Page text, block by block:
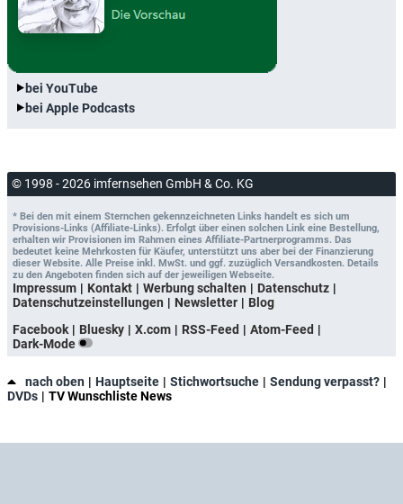
bei YouTube
bei Apple Podcasts
© 1998 - 2026 imfernsehen GmbH & Co. KG
* Bei den mit einem Sternchen gekennzeichneten Links handelt es sich um
Provisions-Links (Affiliate-Links). Erfolgt über einen solchen Link eine Bestellung,
erhalten wir Provisionen im Rahmen eines Affiliate-Partnerprogramms. Das
bedeutet keine Mehrkosten für Käufer, unterstützt uns aber bei der Finanzierung
dieser Website. Alle Preise inkl. MwSt. und ggf. zuzüglich Versandkosten. Details
zu den Angeboten finden sich auf der jeweiligen Webseite.
Impressum Kontakt Werbung schalten
Datenschutz
Datenschutzeinstellungen
Newsletter
Blog
Facebook
Bluesky X.com RSS-Feed
Atom-Feed
Dark-Mode
nach oben Hauptseite Stichwortsuche
Sendung verpasst?
DVDs
TV Wunschliste News